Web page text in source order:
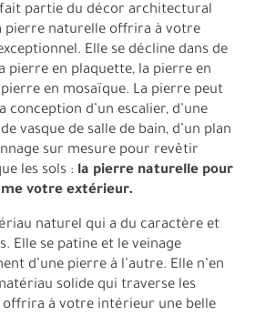
fait partie du décor architectural
pierre naturelle offrira à votre
Elle se décline dans de
pierre en plaquette, la pierre en
en mosaïque. La pierre peut
d’un escalier, d’une
vasque de salle de bain, d’un plan
sur mesure pour revêtir
les sols : la pierre naturelle pour
votre extérieur.
naturel qui a du caractère et
Elle se patine et le veinage
d’une pierre à l’autre. Elle n’en
solide qui traverse les
offrira à votre intérieur une belle